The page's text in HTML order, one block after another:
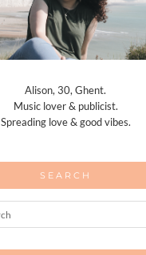
Alison, 30, Ghent.
Music lover & publicist.
Spreading love & good vibes.
SEARCH